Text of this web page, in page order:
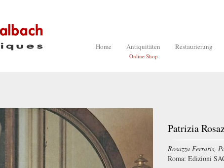
Home Antiquitäten
Online Shop
Restaurierung
Patrizia
Rosazza Ferraris,
Roma: Edizioni